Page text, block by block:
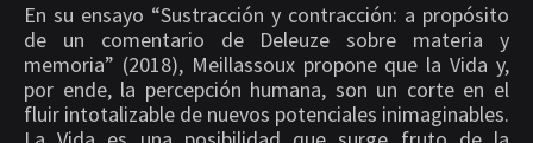
En su ensayo “Sustracción y contracción: a propósito
de un comentario de Deleuze sobre materia y
memoria” (2018), Meillassoux propone que la Vida y,
por ende, la percepción humana, son un corte en el
fluir intotalizable de nuevos potenciales inimaginables.